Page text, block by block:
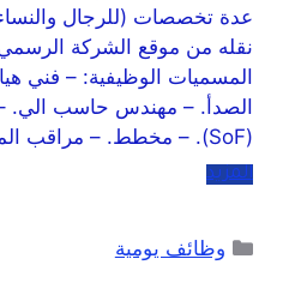
عدة تخصصات (للرجال
نقله من موقع الشركة
المسميات الوظيفية: – فني
الصدأ. – مهندس حاسب
(SoF). – مخطط. – مراقب المواد. – مشغل …
المزيد
وظائف يومية